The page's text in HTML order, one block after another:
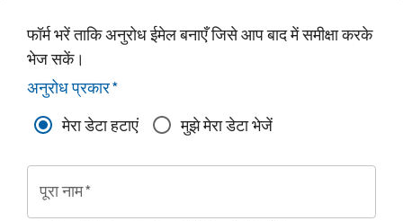
फॉर्म भरें ताकि अनुरोध ईमेल बनाएँ जिसे आप बाद में समीक्षा करके
भेज सकें।
अनुरोध प्रकार*
मेरा डेटा हटाएं
मुझे मेरा डेटा भेजें
पूरा नाम*